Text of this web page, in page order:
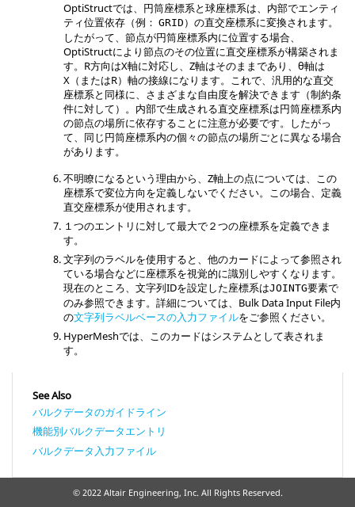
OptiStructでは、円筒座標系と球座標系は、内部でエンティ
ティ位置依存（例： GRID ）の直交座標系に変換されます。
したがって、節点が円筒座標系内に位置する場合、
OptiStructにより節点のその位置に直交座標系が構築されま
す。R方向はX軸に対応し、Z軸はそのままであり、θ軸は
X（またはR）軸の接線になります。これで、汎用的な直交
座標系と同様に、さまざまな自由度を解決できます（制約条
件に対して）。内部で生成される直交座標系は円筒座標系内
の節点の場所に依存することに注意が必要です。したがっ
て、同じ円筒座標系内の個々の節点の場所ごとに異なる場合
があります。
不明瞭になるという理由から、Z軸上の点については、この
座標系で変位方向を定義しないでください。 この場合、定義
直交座標系が使用されます。
１つのエントリに対して最大で２つの座標系を定義できま
す。
文字列のラベルを使用すると、他のカードによって参照され
ている場合などに座標系を視覚的に識別しやすくなります。
現在のところ、文字列IDを設定した座標系はJOINTG要素で
のみ参照できます。詳細については、Bulk Data Input File内
の文字列ラベルベースの入力ファイルをご参照ください。
HyperMeshでは、このカードはシステムとして表されま
す。
See Also
バルクデータのガイドライン
機能別バルクデータエントリ
バルクデータ入力ファイル
© 2022 Altair Engineering, Inc. All Rights Reserved.